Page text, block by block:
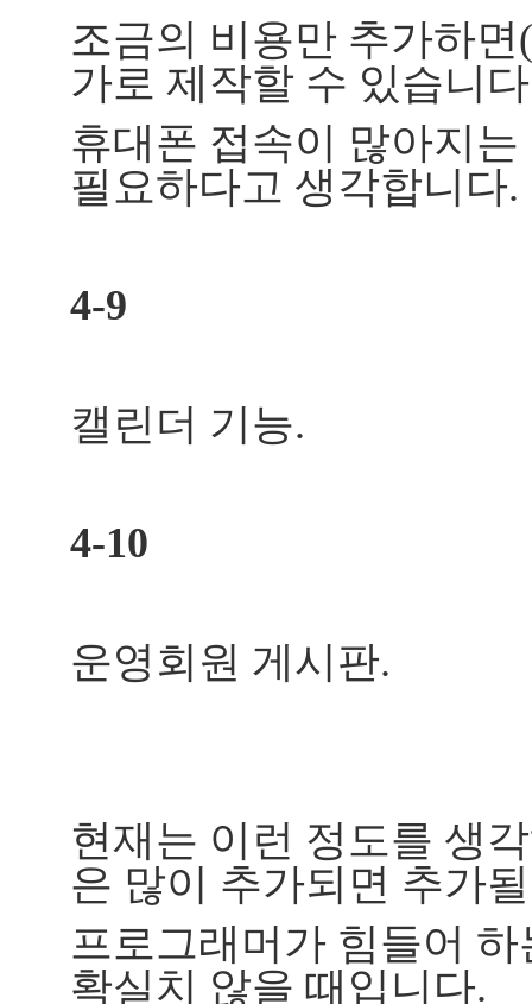
조금의 비용만 추가하
가로 제작할 수 있습니
휴대폰 접속이 많아지
필요하다고 생각합니다.
4-9
캘린더 기능.
4-10
운영회원 게시판.
현재는 이런 정도를 생
은 많이 추가되면 추가
프로그래머가 힘들어
확실치 않을 때입니다.